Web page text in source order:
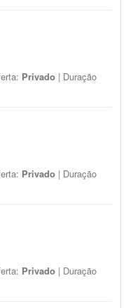
Privado | Duração
Privado | Duração
Privado | Duração